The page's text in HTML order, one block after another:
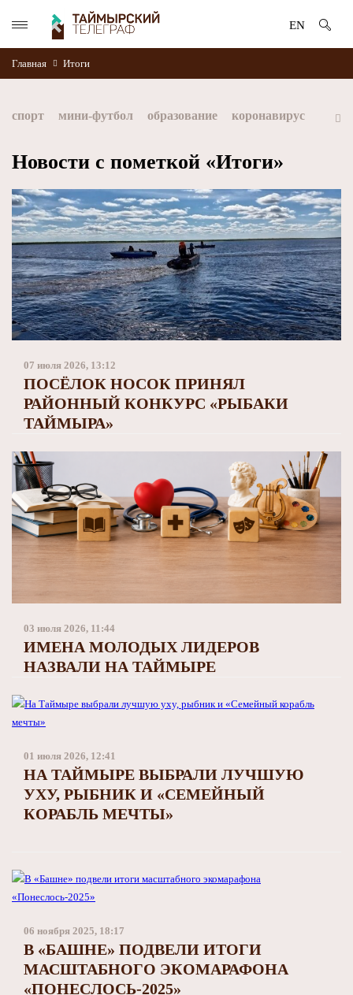
EN
Главная Итоги
спорт мини-футбол образование коронавирус
Норникель Красноярский край Таймыр Дудинка
автографы истории Красноярскийкрай Арктика
МФК Норильский никель хоккей
Заполярный филиал Норникеля NordStar ЗГУ
Новости с пометкой «Итоги»
07 июля 2026, 13:12
ПОСЁЛОК НОСОК ПРИНЯЛ
РАЙОННЫЙ КОНКУРС «РЫБАКИ
ТАЙМЫРА»
03 июля 2026, 11:44
ИМЕНА МОЛОДЫХ ЛИДЕРОВ
НАЗВАЛИ НА ТАЙМЫРЕ
01 июля 2026, 12:41
НА ТАЙМЫРЕ ВЫБРАЛИ ЛУЧШУЮ
УХУ, РЫБНИК И «СЕМЕЙНЫЙ
КОРАБЛЬ МЕЧТЫ»
06 ноября 2025, 18:17
В «БАШНЕ» ПОДВЕЛИ ИТОГИ
МАСШТАБНОГО ЭКОМАРАФОНА
«ПОНЕСЛОСЬ-2025»